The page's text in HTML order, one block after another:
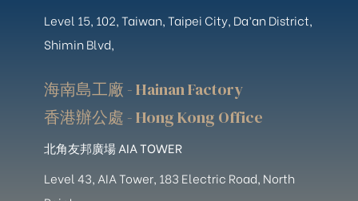
Level 15, 102, Taiwan, Taipei City, Da’an District,
Shimin Blvd,
海南島工廠 - Hainan Factory
香港辦公處 - Hong Kong Office
北角友邦廣場 AIA TOWER
Level 43, AIA Tower, 183 Electric Road, North